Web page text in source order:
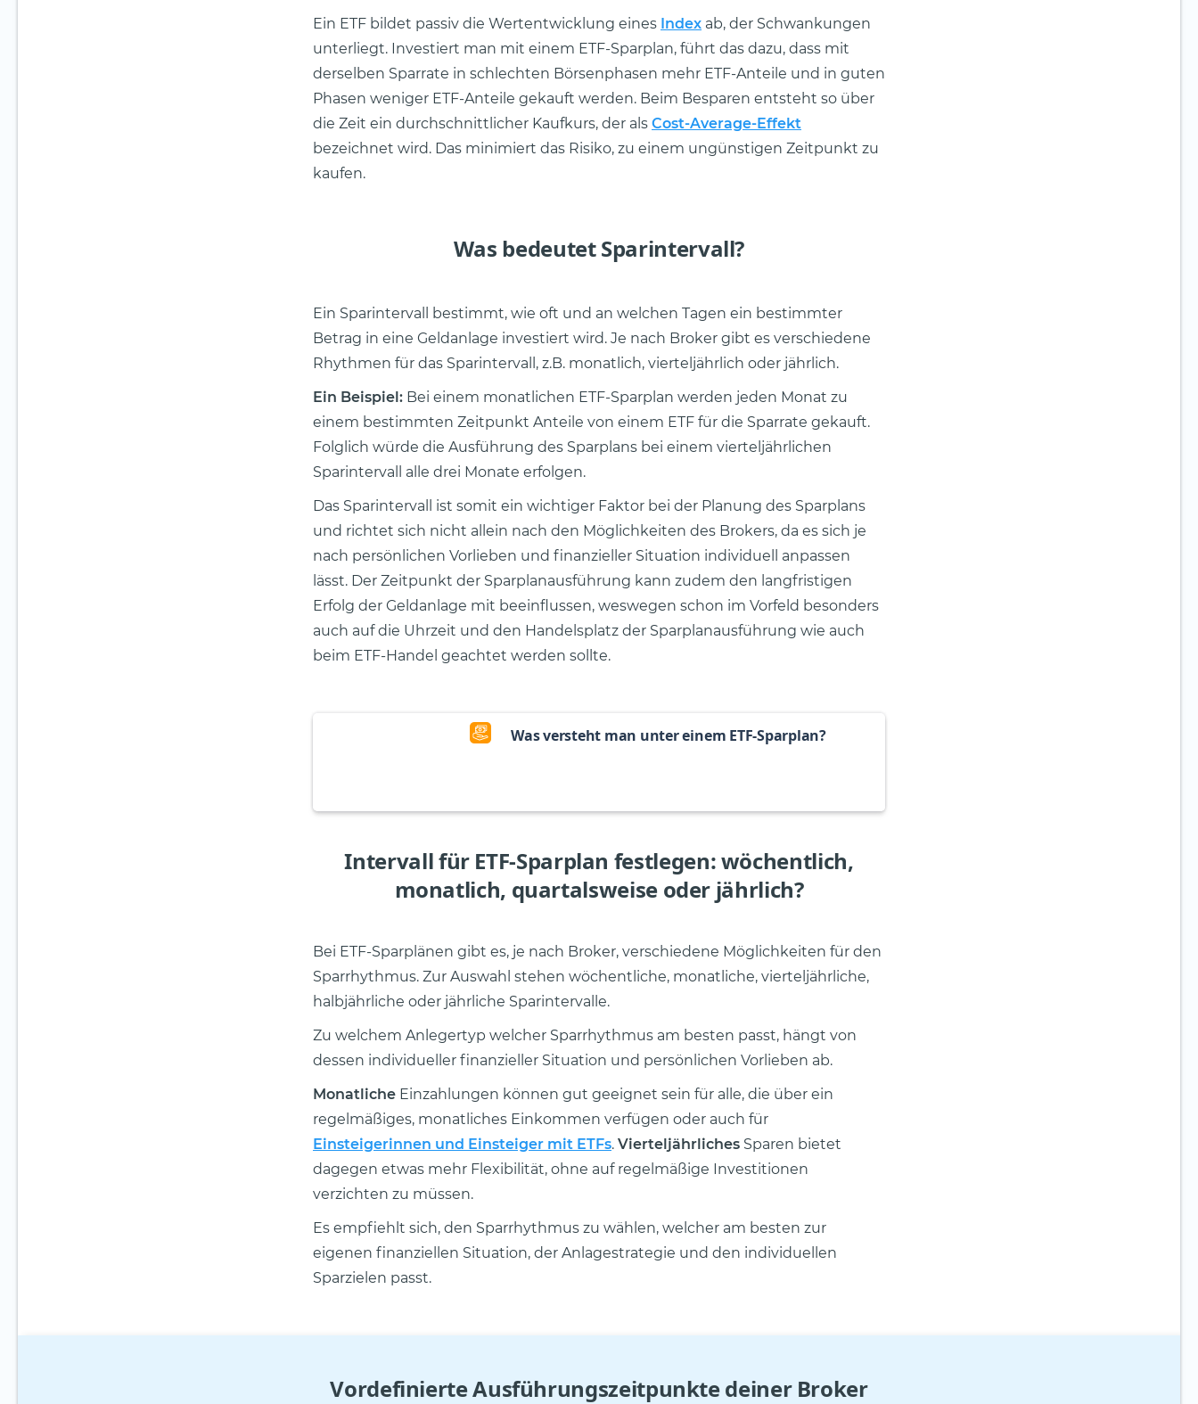
Ein ETF bildet passiv die Wertentwicklung eines Index ab, der Schwankungen
unterliegt. Investiert man mit einem ETF-Sparplan, führt das dazu, dass mit
derselben Sparrate in schlechten Börsenphasen mehr ETF-Anteile und in guten
Phasen weniger ETF-Anteile gekauft werden. Beim Besparen entsteht so über
die Zeit ein durchschnittlicher Kaufkurs, der als Cost-Average-Effekt
bezeichnet wird. Das minimiert das Risiko, zu einem ungünstigen Zeitpunkt zu
kaufen.
Was bedeutet Sparintervall?
Ein Sparintervall bestimmt, wie oft und an welchen Tagen ein bestimmter
Betrag in eine Geldanlage investiert wird. Je nach Broker gibt es verschiedene
Rhythmen für das Sparintervall, z.B. monatlich, vierteljährlich oder jährlich.
Ein Beispiel: Bei einem monatlichen ETF-Sparplan werden jeden Monat zu
einem bestimmten Zeitpunkt Anteile von einem ETF für die Sparrate gekauft.
Folglich würde die Ausführung des Sparplans bei einem vierteljährlichen
Sparintervall alle drei Monate erfolgen.
Das Sparintervall ist somit ein wichtiger Faktor bei der Planung des Sparplans
und richtet sich nicht allein nach den Möglichkeiten des Brokers, da es sich je
nach persönlichen Vorlieben und finanzieller Situation individuell anpassen
lässt. Der Zeitpunkt der Sparplanausführung kann zudem den langfristigen
Erfolg der Geldanlage mit beeinflussen, weswegen schon im Vorfeld besonders
auch auf die Uhrzeit und den Handelsplatz der Sparplanausführung wie auch
beim ETF-Handel geachtet werden sollte.
Was versteht man unter einem ETF-Sparplan?
Intervall für ETF-Sparplan festlegen: wöchentlich,
monatlich, quartalsweise oder jährlich?
Bei ETF-Sparplänen gibt es, je nach Broker, verschiedene Möglichkeiten für den
Sparrhythmus. Zur Auswahl stehen wöchentliche, monatliche, vierteljährliche,
halbjährliche oder jährliche Sparintervalle.
Zu welchem Anlegertyp welcher Sparrhythmus am besten passt, hängt von
dessen individueller finanzieller Situation und persönlichen Vorlieben ab.
Monatliche Einzahlungen können gut geeignet sein für alle, die über ein
regelmäßiges, monatliches Einkommen verfügen oder auch für
Einsteigerinnen und Einsteiger mit ETFs. Vierteljährliches Sparen bietet
dagegen etwas mehr Flexibilität, ohne auf regelmäßige Investitionen
verzichten zu müssen.
Es empfiehlt sich, den Sparrhythmus zu wählen, welcher am besten zur
eigenen finanziellen Situation, der Anlagestrategie und den individuellen
Sparzielen passt.
Vordefinierte Ausführungszeitpunkte deiner Broker